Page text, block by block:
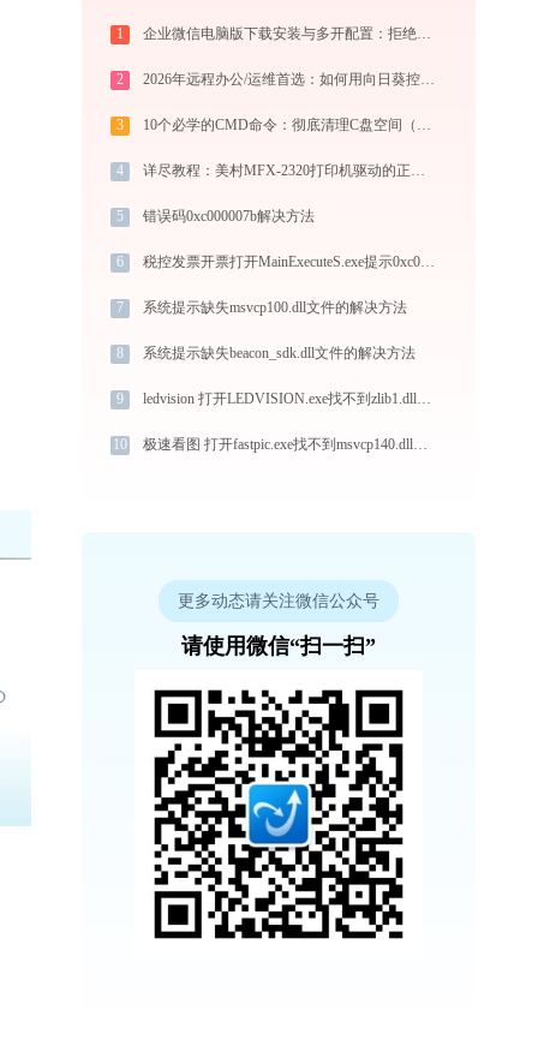
1 企业微信电脑版下载安装与多开配置：拒绝流氓捆绑，拯救C盘深度瘦身配置指南
2 2026年远程办公/运维首选：如何用向日葵控制端实现超低延迟跨网控制与无人值守？
3 10个必学的CMD命令：彻底清理C盘空间（2025实战手册）
4 详尽教程：美村MFX-2320打印机驱动的正确下载与安装方式
5 错误码0xc000007b解决方法
6 税控发票开票打开MainExecuteS.exe提示0xc000000d错误码怎么办
7 系统提示缺失msvcp100.dll文件的解决方法
8 系统提示缺失beacon_sdk.dll文件的解决方法
9 ledvision 打开LEDVISION.exe找不到zlib1.dll怎么办
10 极速看图 打开fastpic.exe找不到msvcp140.dll怎么办
更多动态请关注微信公众号
请使用微信“扫一扫”